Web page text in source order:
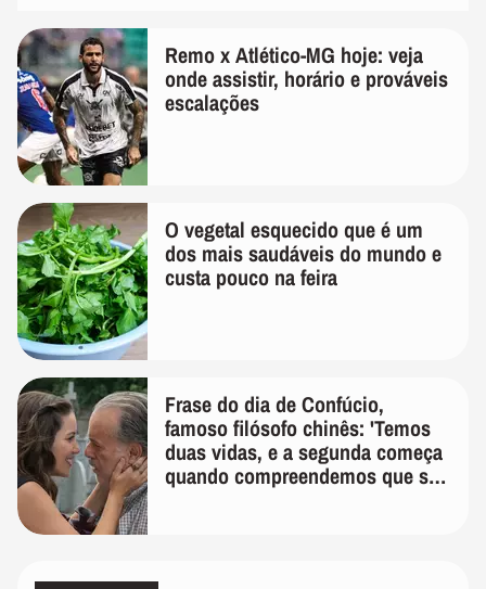
Remo x Atlético-MG hoje: veja
onde assistir, horário e prováveis
escalações
O vegetal esquecido que é um
dos mais saudáveis do mundo e
custa pouco na feira
Frase do dia de Confúcio,
famoso filósofo chinês: 'Temos
duas vidas, e a segunda começa
quando compreendemos que só